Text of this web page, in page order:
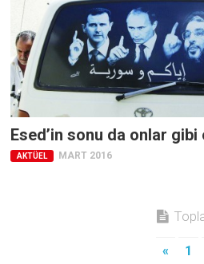
Esed’in sonu da onlar
AKTÜEL MART 2016
« 1